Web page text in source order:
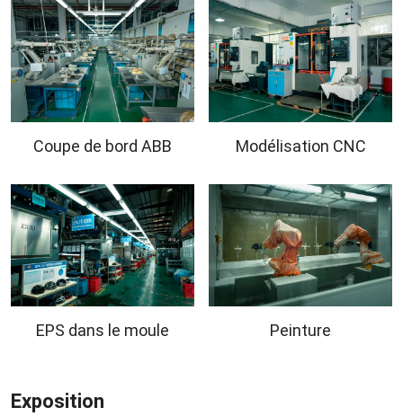
Coupe de bord ABB Modélisation CNC
EPS dans le moule Peinture
Exposition